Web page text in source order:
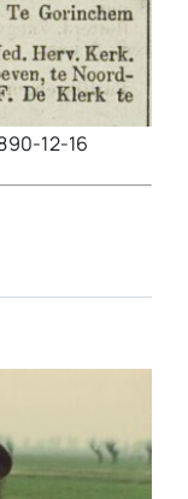
12-16